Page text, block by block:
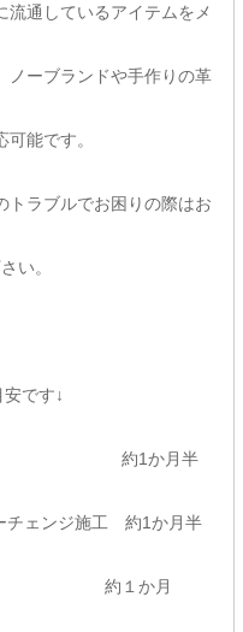
流通しているアイテムをメ
ノーブランドや手作りの革
能です。
トラブルでお困りの際はお
い。
です↓
ジ施工 約1か月半
チェンジ施工 約1か月半
約１か月